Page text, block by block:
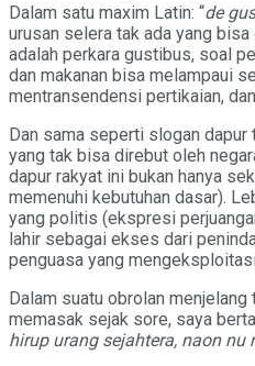
Dalam satu maxim Latin: “de
urusan selera tak ada yang
adalah perkara gustibus, soal
dan makanan bisa melampaui
mentransendensi pertikaian,
Dan sama seperti slogan dapur
yang tak bisa direbut oleh
dapur rakyat ini bukan hanya
memenuhi kebutuhan dasar).
yang politis (ekspresi
lahir sebagai ekses dari
penguasa yang
Dalam suatu obrolan
memasak sejak sore, saya
hirup urang sejahtera, naon nu